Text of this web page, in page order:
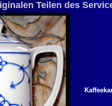
Teilen des